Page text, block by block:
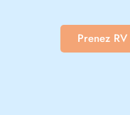
Prenez